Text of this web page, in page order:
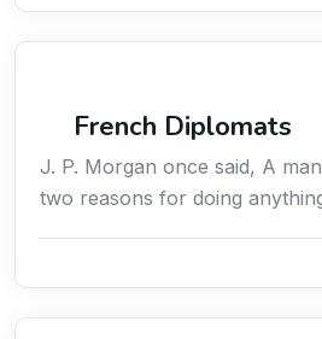
French Diplomats
J. P. Morgan once said, A
two reasons for doing